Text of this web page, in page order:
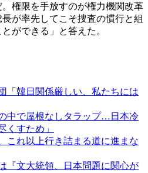
権限を手放すのが権力機関改革
が率先してこそ捜査の慣行と組
ができる」と答えた。
「韓日関係厳しい、私たちには
中で屋根なしタラップ…日本冷
くすため」
これ以上行き詰まる道に進まな
『文大統領、日本問題に関心が